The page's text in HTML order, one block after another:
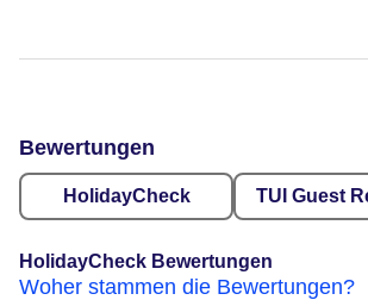
Bewertungen
HolidayCheck TUI Guest
HolidayCheck Bewertungen
Woher stammen die Bewertungen?